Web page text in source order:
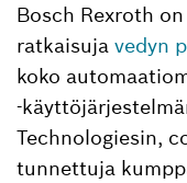
Bosch Rexroth
ratkaisuja vedyn
koko
Technologiesin,
tunnettuja